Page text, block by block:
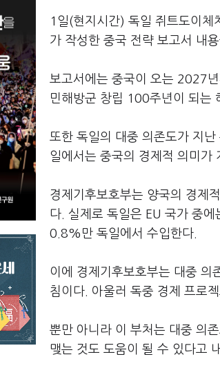
1일(현지시간) 독일 쥐트도이체
가 작성한 중국 전략 보고서 내
보고서에는 중국이 오는 2027
민해방군 창립 100주년이 되는
또한 독일의 대중 의존도가 지
일에서는 중국의 경제적 의미가
경제기후보호부는 양국의 경제
다. 실제로 독일은 EU 국가 중
0.8%만 독일에서 수입한다.
이에 경제기후보호부는 대중 의
침이다. 아울러 독중 경제 프로
뿐만 아니라 이 부처는 대중 의
맺는 것도 도움이 될 수 있다고